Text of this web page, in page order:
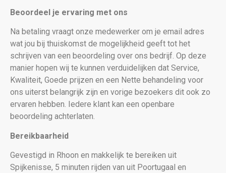
Beoordeel je ervaring met ons
Na betaling vraagt onze medewerker om je email adres
wat jou bij thuiskomst de mogelijkheid geeft tot het
schrijven van een beoordeling over ons bedrijf. Op deze
manier hopen wij te kunnen verduidelijken dat Service,
Kwaliteit, Goede prijzen en een Nette behandeling voor
ons uiterst belangrijk zijn en vorige bezoekers dit ook zo
ervaren hebben. Iedere klant kan een openbare
beoordeling achterlaten.
Bereikbaarheid
Gevestigd in Rhoon en makkelijk te bereiken uit
Spijkenisse, 5 minuten rijden van uit Poortugaal en